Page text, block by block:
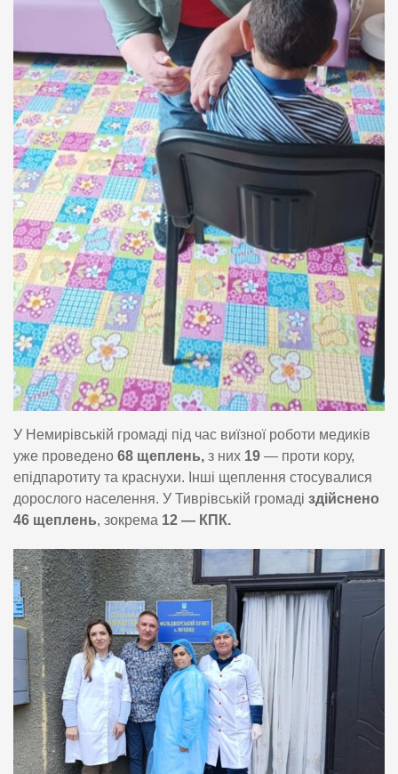
У Немирівській громаді під час виїзної роботи медиків
уже проведено 68 щеплень, з них 19 — проти кору,
епідпаротиту та краснухи. Інші щеплення стосувалися
дорослого населення. У Тиврівській громаді здійснено
46 щеплень, зокрема 12 — КПК.